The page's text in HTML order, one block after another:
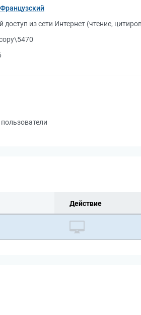
Французский
из сети Интернет (чтение,
Действие